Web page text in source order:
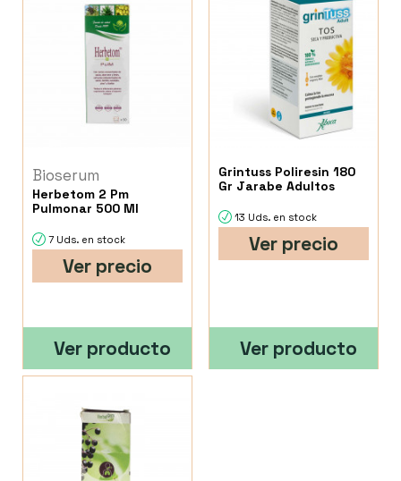
Bioserum
Herbetom 2 Pm
Pulmonar 500 Ml
7 Uds. en stock
Ver precio
Ver producto
Grintuss Poliresin 180
Gr Jarabe Adultos
13 Uds. en stock
Ver precio
Ver producto